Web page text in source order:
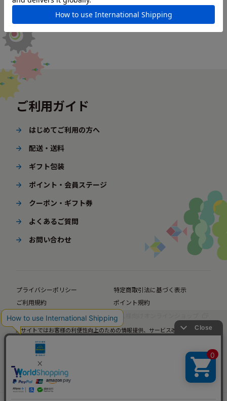
ご利用ガイド
はじめてご利用の方へ
配送・送料
ギフト包装
ポイント・会員ステージ
クーポン・ギフト券
よくあるご質問
お問い合わせ
プライバシーポリシー
特定商取引法に基づく表示
ご利用規約
ポイント規約
企業サイト
法人様向けオンラインショップ
当サイトではお客様の利便性向上のための情報提供、サービス改善のための分
当サイトの閲覧を継続された場合、Cookieの使用にご同意いただいたものとみ
なします。
詳細については